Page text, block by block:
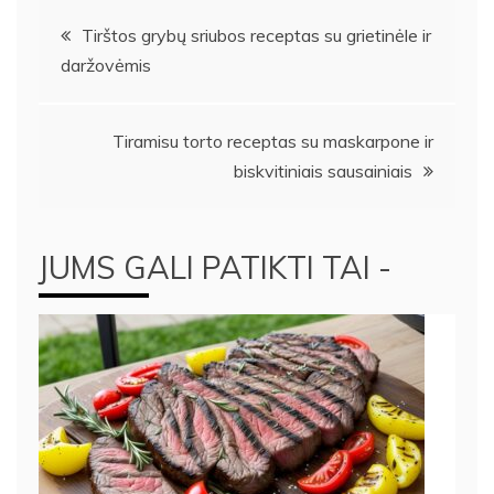
Navigacija
tarp
Tirštos grybų sriubos receptas su grietinėle ir
daržovėmis
Tiramisu torto receptas su maskarpone ir
biskvitiniais sausainiais
JUMS GALI PATIKTI TAI -